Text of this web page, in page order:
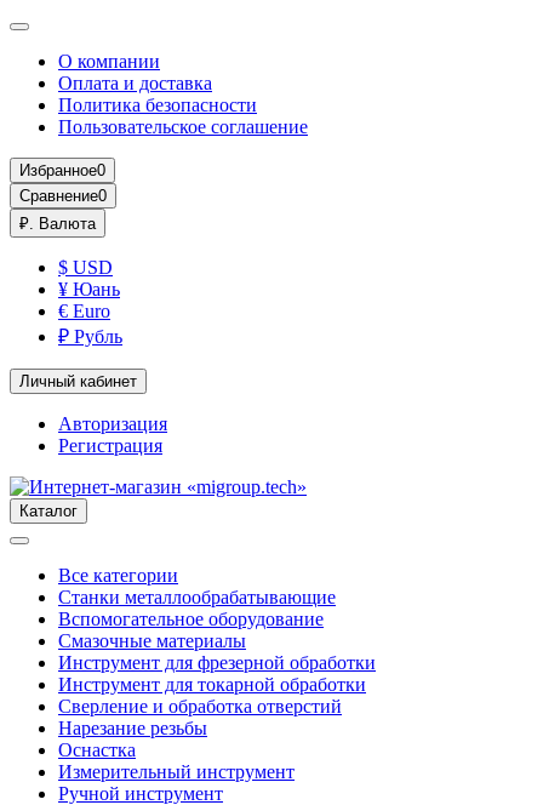
О компании
Оплата и доставка
Политика безопасности
Пользовательское соглашение
Избранное0
Сравнение0
₽. Валюта
$ USD
¥ Юань
€ Euro
₽ Рубль
Личный кабинет
Авторизация
Регистрация
Каталог
Все категории
Станки металлообрабатывающие
Вспомогательное оборудование
Смазочные материалы
Инструмент для фрезерной обработки
Инструмент для токарной обработки
Сверление и обработка отверстий
Нарезание резьбы
Оснастка
Измерительный инструмент
Ручной инструмент